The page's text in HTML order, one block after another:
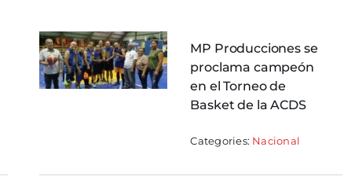
MP Producciones se
proclama campeón
en el Torneo de
Basket de la ACDS
Categories: Nacional